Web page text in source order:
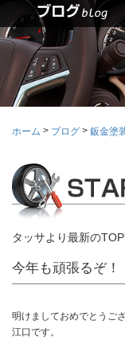
ホーム > ブログ > 鈑金塗
タッサより最新の
今年も頑張るぞ！
明けましておめでとうござ
江口です。